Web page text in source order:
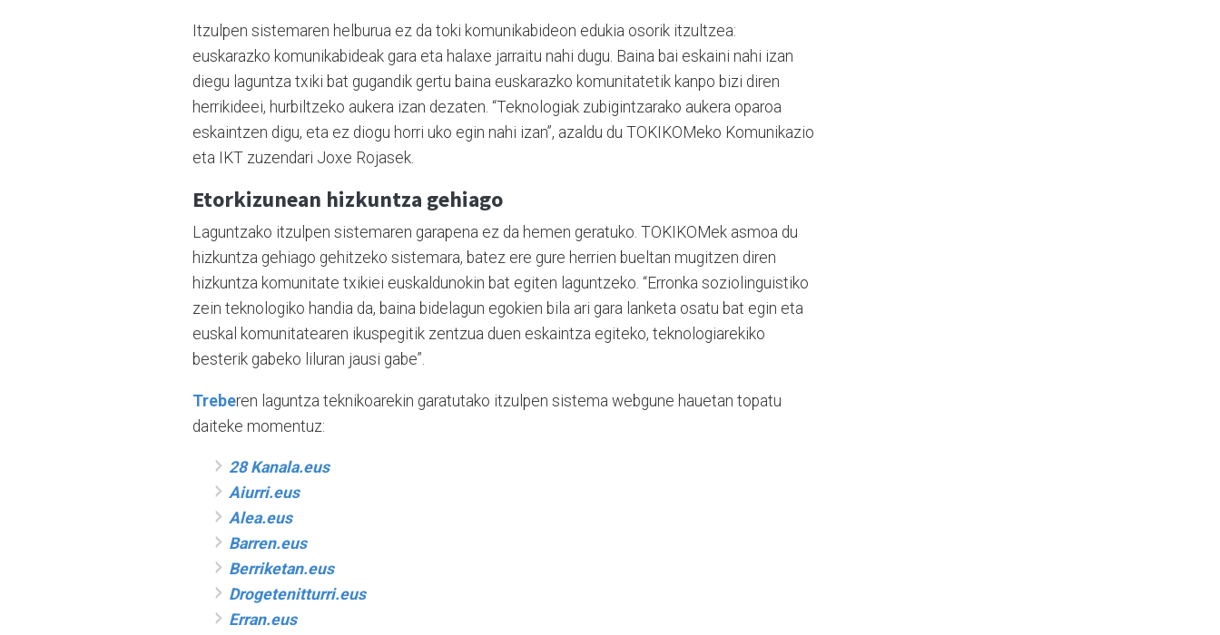
Itzulpen sistemaren helburua ez da toki komunikabideon edukia osorik itzultzea:
euskarazko komunikabideak gara eta halaxe jarraitu nahi dugu. Baina bai eskaini nahi izan
diegu laguntza txiki bat gugandik gertu baina euskarazko komunitatetik kanpo bizi diren
herrikideei, hurbiltzeko aukera izan dezaten. “Teknologiak zubigintzarako aukera oparoa
eskaintzen digu, eta ez diogu horri uko egin nahi izan”, azaldu du TOKIKOMeko Komunikazio
eta IKT zuzendari Joxe Rojasek.
Etorkizunean hizkuntza gehiago
Laguntzako itzulpen sistemaren garapena ez da hemen geratuko. TOKIKOMek asmoa du
hizkuntza gehiago gehitzeko sistemara, batez ere gure herrien bueltan mugitzen diren
hizkuntza komunitate txikiei euskaldunokin bat egiten laguntzeko. “Erronka soziolinguistiko
zein teknologiko handia da, baina bidelagun egokien bila ari gara lanketa osatu bat egin eta
euskal komunitatearen ikuspegitik zentzua duen eskaintza egiteko, teknologiarekiko
besterik gabeko liluran jausi gabe”.
Treberen laguntza teknikoarekin garatutako itzulpen sistema webgune hauetan topatu
daiteke momentuz:
28 Kanala.eus
Aiurri.eus
Alea.eus
Barren.eus
Berriketan.eus
Drogetenitturri.eus
Erran.eus